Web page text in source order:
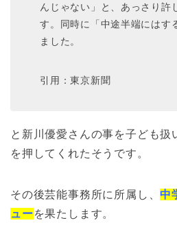
んじゃない」と、あっさり許
す。同時に「中途半端にはす
ました。
引用：東京新聞
と新川優愛さんの事を子ども扱
を押してくれたそうです。
その後芸能事務所に所属し、中
ューを果たします。